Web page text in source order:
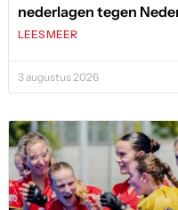
nederlagen tegen
LEES MEER
3 augustus 2026